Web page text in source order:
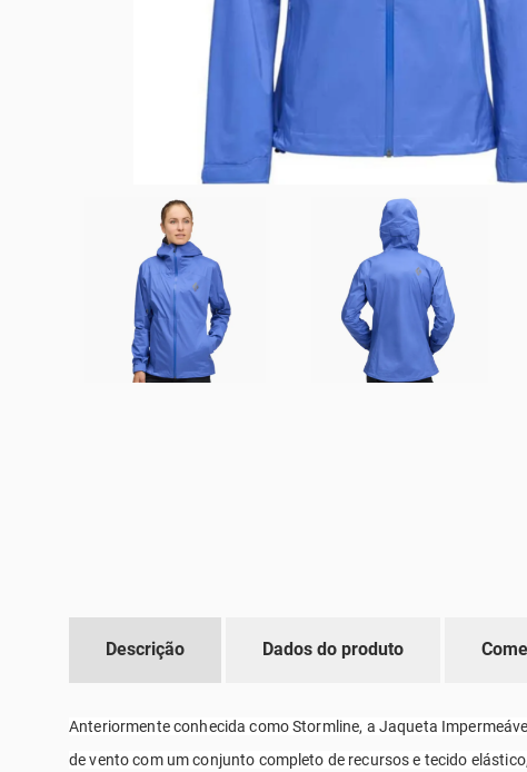
Descrição Dados do produto
Anteriormente conhecida como Stormline, a Jaqueta
de vento com um conjunto completo de recursos e tecido